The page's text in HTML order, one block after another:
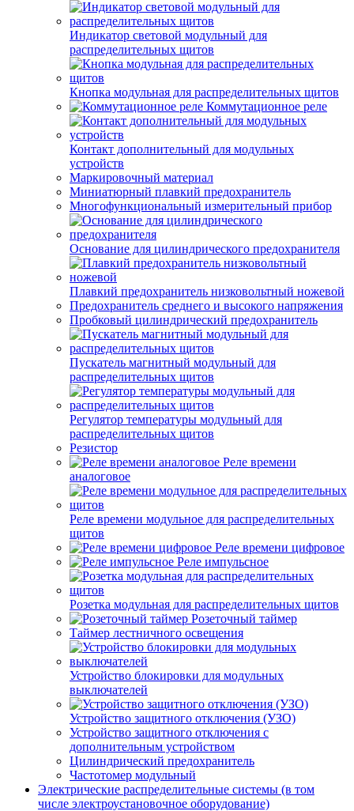
Индикатор световой модульный для
распределительных щитов
Кнопка модульная для распределительных щитов
Коммутационное реле
Контакт дополнительный для модульных
устройств
Маркировочный материал
Миниатюрный плавкий предохранитель
Многофункциональный измерительный прибор
Основание для цилиндрического предохранителя
Плавкий предохранитель низковольтный ножевой
Предохранитель среднего и высокого напряжения
Пробковый цилиндрический предохранитель
Пускатель магнитный модульный для
распределительных щитов
Регулятор температуры модульный для
распределительных щитов
Резистор
Реле времени
аналоговое
Реле времени модульное для распределительных
щитов
Реле времени цифровое
Реле импульсное
Розетка модульная для распределительных щитов
Розеточный таймер
Таймер лестничного освещения
Устройство блокировки для модульных
выключателей
Устройство защитного отключения (УЗО)
Устройство защитного отключения с
дополнительным устройством
Цилиндрический предохранитель
Частотомер модульный
Электрические распределительные системы (в том
числе электроустановочное оборудование)